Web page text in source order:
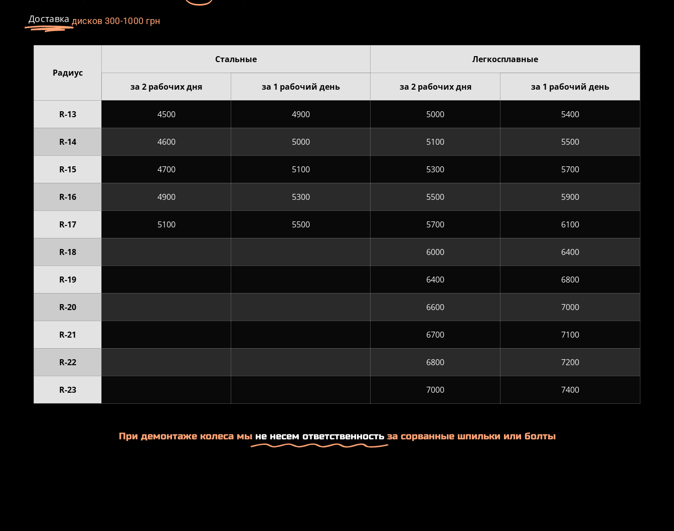
Доставка дисков 300-1000 грн
Радиус
Стальные Легкосплавные
за 2 рабочих дня за 1 рабочий день за 2 рабочих дня за 1 рабочий день
R-13 4500 4900 5000 5400
R-14 4600 5000 5100 5500
R-15 4700 5100 5300 5700
R-16 4900 5300 5500 5900
R-17 5100 5500 5700 6100
R-18 6000 6400
R-19 6400 6800
R-20 6600 7000
R-21 6700 7100
R-22 6800 7200
R-23 7000 7400
При демонтаже колеса мы не несем ответственность за сорванные шпильки или болты